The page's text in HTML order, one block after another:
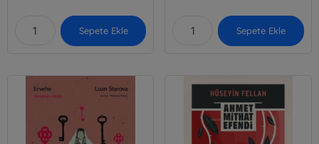
Sepete Ekle Sepete Ekle